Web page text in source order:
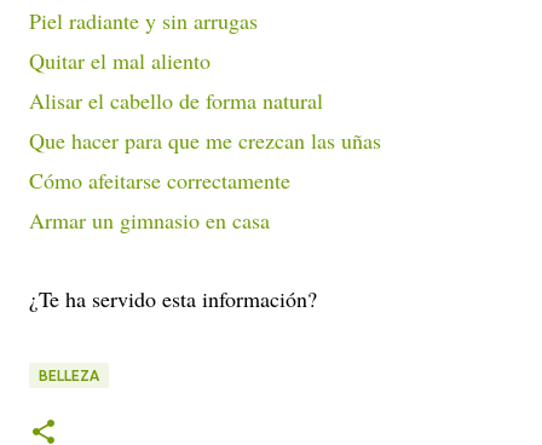
Piel radiante y sin arrugas
Quitar el mal aliento
Alisar el cabello de forma natural
Que hacer para que me crezcan las uñas
Cómo afeitarse correctamente
Armar un gimnasio en casa
¿Te ha servido esta información?
BELLEZA